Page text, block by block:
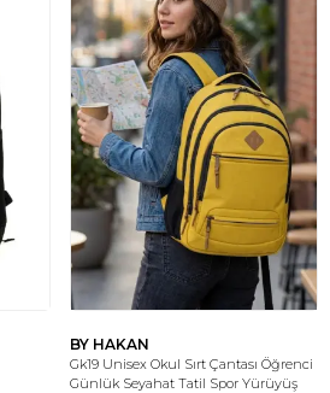
BY HAKAN
Gk19 Unisex Okul Sırt Çantası Öğrenci
Günlük Seyahat Tatil Spor Yürüyüş